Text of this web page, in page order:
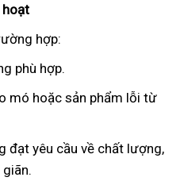
hoạt
hợp:
phù hợp.
mó hoặc sản phẩm lỗi từ
đạt yêu cầu về chất lượng,